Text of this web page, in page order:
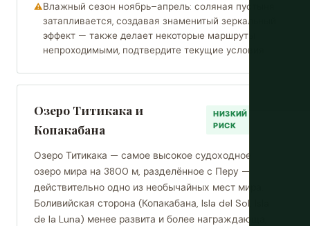
Влажный сезон ноябрь–апрель: соляная пустыня
затапливается, создавая знаменитый зеркальный
эффект — также делает некоторые маршруты
непроходимыми, подтвердите текущие условия
Озеро Титикака и
Копакабана
НИЗКИЙ
РИСК
Озеро Титикака — самое высокое судоходное
озеро мира на 3800 м, разделённое с Перу —
действительно одно из необычайных мест мира.
Боливийская сторона (Копакабана, Isla del Sol, Isla
de la Luna) менее развита и более награждающа,